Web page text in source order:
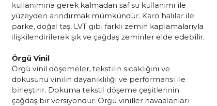
kullanımına gerek kalmadan saf su kullanımı ile
yüzeyden arındırmak mümkündür. Karo halılar ile
parke, doğal taş, LVT gibi farklı zemin kaplamalarıyla
ilişkilendirilerek şık ve çağdaş zeminler elde edebilir.
Örgü Vinil
Örgü vinil döşemeler, tekstilin sıcaklığını ve
dokusunu vinilin dayanıklılığı ve performansı ile
birleştirir. Dokuma tekstil döşeme çeşitlerinin
çağdaş bir versiyondur. Örgü viniller havaalanları